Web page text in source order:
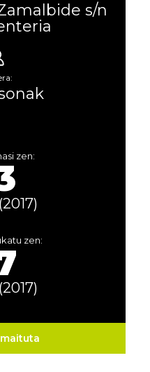
s/n
zen:
zen: